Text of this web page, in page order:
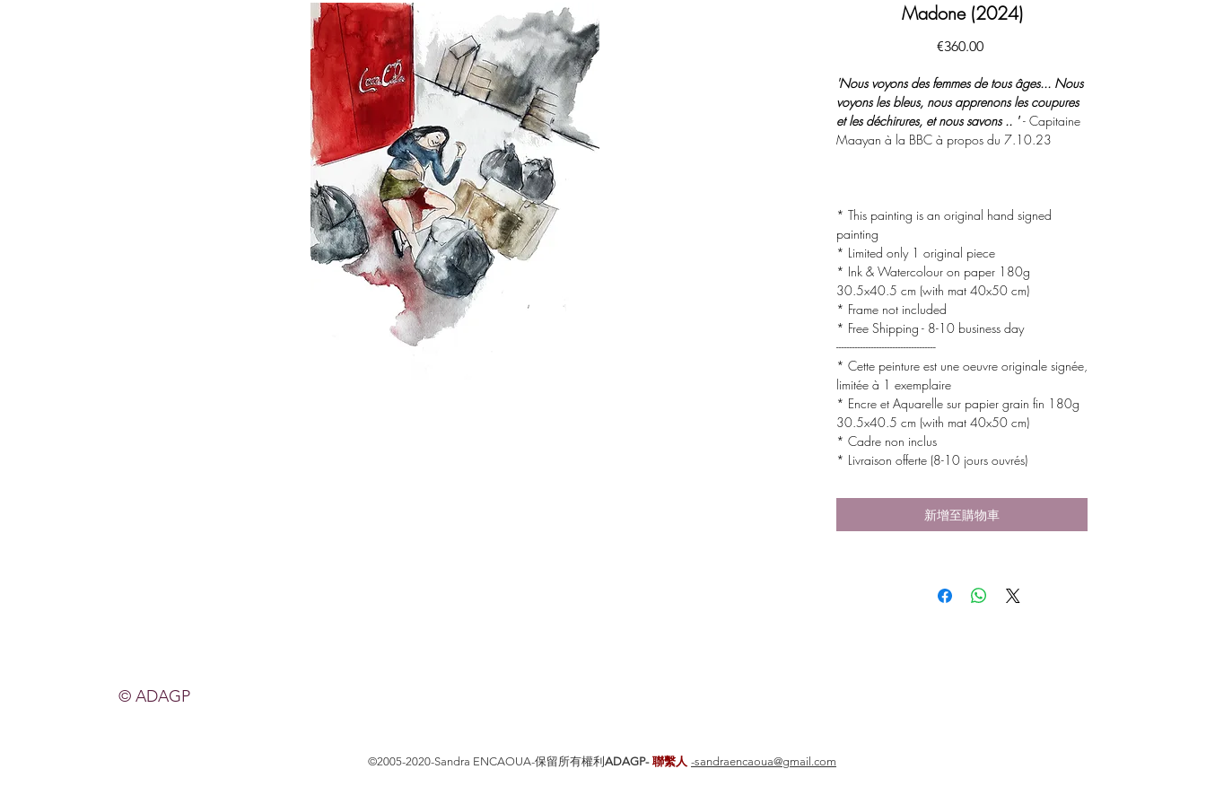
Madone (2024)
€360.00價
'Nous voyons des femmes de tous âges... Nous
voyons les bleus, nous apprenons les coupures
et les déchirures, et nous savons .. '- Capitaine
Maayan à la BBC à propos du 7.10.23
* This painting is an original hand signed
painting
* Limited only 1 original piece
* Ink & Watercolour on paper 180g
30.5x40.5 cm (with mat 40x50 cm)
* Frame not included
* Free Shipping - 8-10 business day
-------------------------------------
* Cette peinture est une oeuvre originale signée,
limitée à 1 exemplaire
* Encre et Aquarelle sur papier grain fin 180g
30.5x40.5 cm (with mat 40x50 cm)
* Cadre non inclus
* Livraison offerte (8-10 jours ouvrés)
新增至購物車
© ADAGP
©2005-2020-Sandra ENCAOUA-保留所有權利ADAGP- 聯繫人 -sandraencaoua@gmail.com